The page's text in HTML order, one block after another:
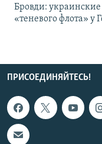
Бровди:
«теневого флота» у
ПРИСОЕДИНЯЙТЕСЬ!